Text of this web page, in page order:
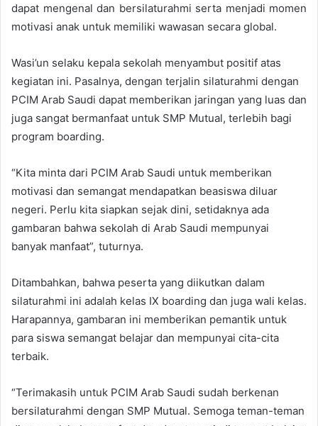
dapat mengenal dan bersilaturahmi serta menjadi momen
motivasi anak untuk memiliki wawasan secara global.
Wasi’un selaku kepala sekolah menyambut positif atas
kegiatan ini. Pasalnya, dengan terjalin silaturahmi dengan
PCIM Arab Saudi dapat memberikan jaringan yang luas dan
juga sangat bermanfaat untuk SMP Mutual, terlebih bagi
program boarding.
“Kita minta dari PCIM Arab Saudi untuk memberikan
motivasi dan semangat mendapatkan beasiswa diluar
negeri. Perlu kita siapkan sejak dini, setidaknya ada
gambaran bahwa sekolah di Arab Saudi mempunyai
banyak manfaat”, tuturnya.
Ditambahkan, bahwa peserta yang diikutkan dalam
silaturahmi ini adalah kelas IX boarding dan juga wali kelas.
Harapannya, gambaran ini memberikan pemantik untuk
para siswa semangat belajar dan mempunyai cita-cita
terbaik.
“Terimakasih untuk PCIM Arab Saudi sudah berkenan
bersilaturahmi dengan SMP Mutual. Semoga teman-teman